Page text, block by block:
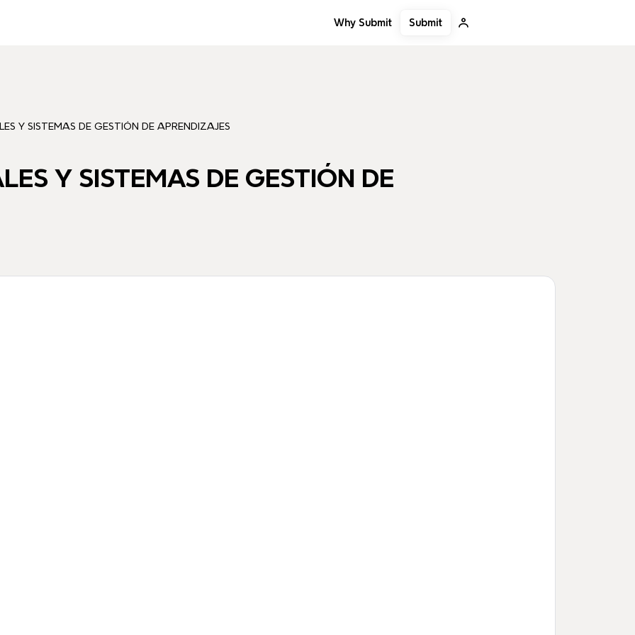
Why Submit Submit
Y SISTEMAS DE GESTIÓN DE APRENDIZAJES
Y SISTEMAS DE GESTIÓN DE